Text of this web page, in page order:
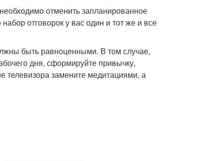
отменить запланированное
отговорок у вас один и тот же и все
быть равноценными. В том случае,
дня, сформируйте привычку,
телевизора замените медитациями, а